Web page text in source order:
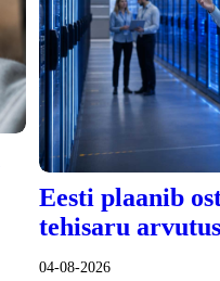
Eesti plaanib
tehisaru
04-08-2026